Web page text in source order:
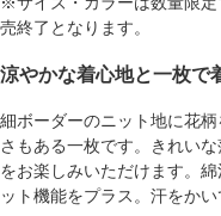
売終了となります。
涼やかな着心地と一枚で
細ボーダーのニット地に花
さもある一枚です。きれい
をお楽しみいただけます。
ット機能をプラス。汗をか